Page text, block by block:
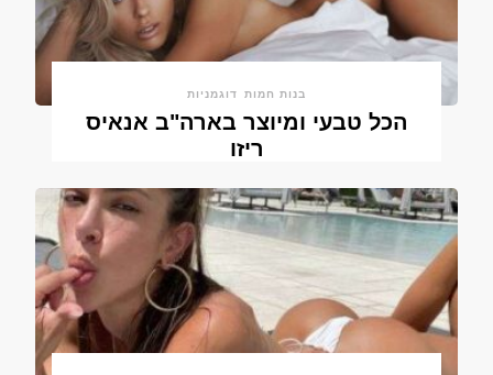
בנות חמות דוגמניות
הכל טבעי ומיוצר בארה"ב אנאיס
ריזו